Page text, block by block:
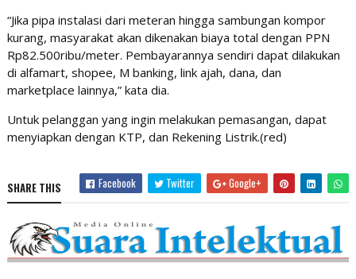
“Jika pipa instalasi dari meteran hingga sambungan kompor
kurang, masyarakat akan dikenakan biaya total dengan PPN
Rp82.500ribu/meter. Pembayarannya sendiri dapat dilakukan
di alfamart, shopee, M banking, link ajah, dana, dan
marketplace lainnya,” kata dia.
Untuk pelanggan yang ingin melakukan pemasangan, dapat
menyiapkan dengan KTP, dan Rekening Listrik.(red)
SHARE THIS Facebook Twitter Google+